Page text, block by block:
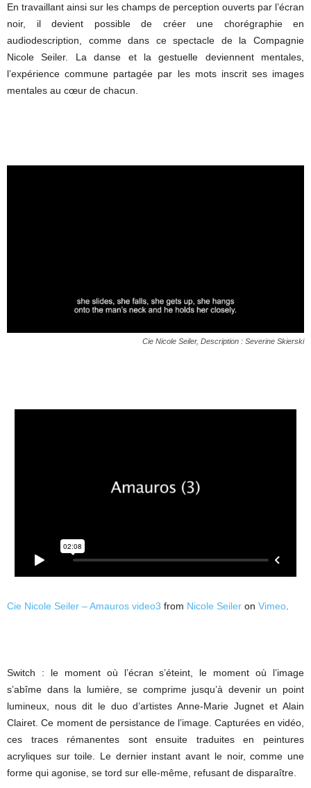
En travaillant ainsi sur les champs de perception ouverts par l’écran
noir, il devient possible de créer une chorégraphie en
audiodescription, comme dans ce spectacle de la Compagnie
Nicole Seiler. La danse et la gestuelle deviennent mentales,
l’expérience commune partagée par les mots inscrit ses images
mentales au cœur de chacun.
Cie Nicole Seiler, Description : Severine Skierski
Cie Nicole Seiler – Amauros video3 from Nicole Seiler on Vimeo.
Switch : le moment où l’écran s’éteint, le moment où l’image
s’abîme dans la lumière, se comprime jusqu’à devenir un point
lumineux, nous dit le duo d’artistes Anne-Marie Jugnet et Alain
Clairet. Ce moment de persistance de l’image. Capturées en vidéo,
ces traces rémanentes sont ensuite traduites en peintures
acryliques sur toile. Le dernier instant avant le noir, comme une
forme qui agonise, se tord sur elle-même, refusant de disparaître.